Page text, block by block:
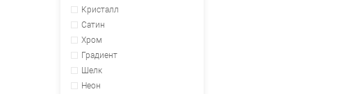
Кристалл
Сатин
Хром
Градиент
Шелк
Неон